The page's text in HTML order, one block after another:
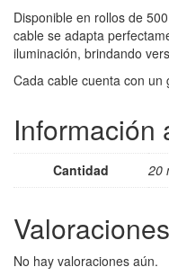
Disponible en rollos de
cable se adapta
iluminación, brindando
Cada cable cuenta con un
Información
Cantidad 20
Valoraciones
No hay valoraciones aún.